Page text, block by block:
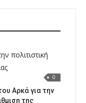
0
Αρκά για την
της